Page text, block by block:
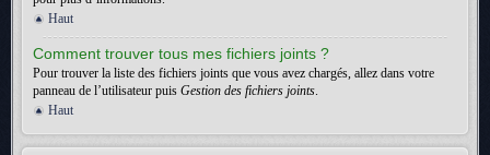
Haut
Comment trouver tous mes fichiers joints ?
Pour trouver la liste des fichiers joints que vous avez chargés, allez dans votre
panneau de l’utilisateur puis Gestion des fichiers joints.
Haut